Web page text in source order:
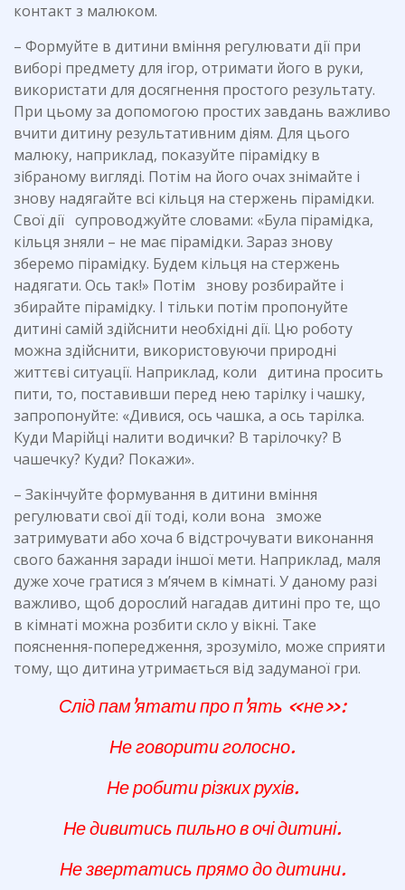
контакт з малюком.
– Формуйте в дитини вміння регулювати дії при
виборі предмету для ігор, отримати його в руки,
використати для досягнення простого результату.
При цьому за допомогою простих завдань важливо
вчити дитину результативним діям. Для цього
малюку, наприклад, показуйте пірамідку в
зібраному вигляді. Потім на його очах знімайте і
знову надягайте всі кільця на стержень пірамідки.
Свої дії супроводжуйте словами: «Була пірамідка,
кільця зняли – не має пірамідки. Зараз знову
зберемо пірамідку. Будем кільця на стержень
надягати. Ось так!» Потім знову розбирайте і
збирайте пірамідку. І тільки потім пропонуйте
дитині самій здійснити необхідні дії. Цю роботу
можна здійснити, використовуючи природні
життєві ситуації. Наприклад, коли дитина просить
пити, то, поставивши перед нею тарілку і чашку,
запропонуйте: «Дивися, ось чашка, а ось тарілка.
Куди Марійці налити водички? В тарілочку? В
чашечку? Куди? Покажи».
– Закінчуйте формування в дитини вміння
регулювати свої дії тоді, коли вона зможе
затримувати або хоча б відстрочувати виконання
свого бажання заради іншої мети. Наприклад, маля
дуже хоче гратися з м’ячем в кімнаті. У даному разі
важливо, щоб дорослий нагадав дитині про те, що
в кімнаті можна розбити скло у вікні. Таке
пояснення-попередження, зрозуміло, може сприяти
тому, що дитина утримається від задуманої гри.
Слід пам’ятати про п’ять «не»:
Не говорити голосно.
Не робити різких рухів.
Не дивитись пильно в очі дитині.
Не звертатись прямо до дитини.